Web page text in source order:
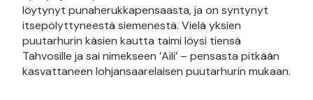
löytynyt punaherukkapensaasta, ja on syntynyt
itsepölyttyneestä siemenestä. Vielä yksien
puutarhurin käsien kautta taimi löysi tiensä
Tahvosille ja sai nimekseen ’Aili’ – pensasta pitkään
kasvattaneen lohjansaarelaisen puutarhurin mukaan.